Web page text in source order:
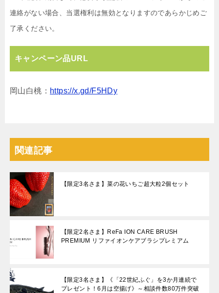
連絡がない場合、当選権利は無効となりますのであらかじめご
了承ください。
キャンペーン品URL
岡山白桃： https://x.gd/F5HDy
関連記事
【限定3名さま】菜の花いちご超大粒2個セット
【限定2名さま】ReFa ION CARE BRUSH
PREMIUM リファイオンケアブラシプレミアム
【限定3名さま】《「22世紀ふぐ」を3か月連続で
プレゼント！6月は空揚げ》～相談件数80万件突破